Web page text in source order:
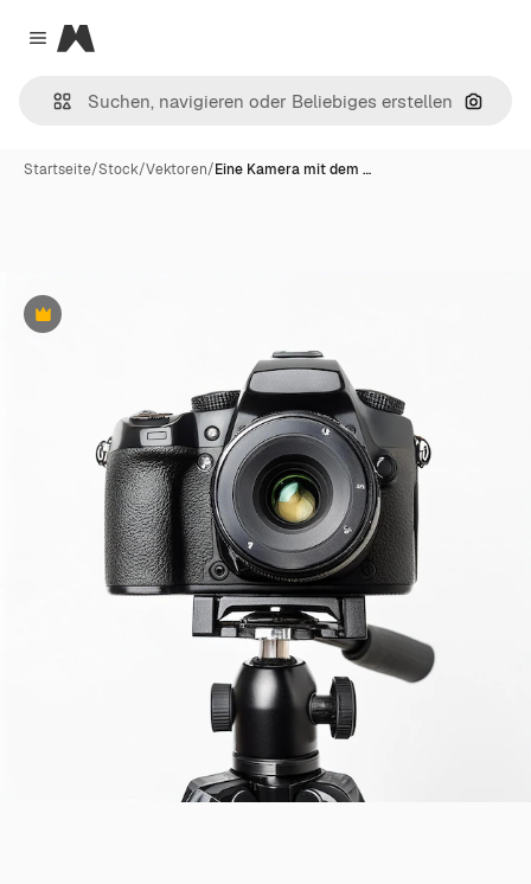
Close menu
Magnific
Nach
Startseite/Stock/Vektoren/Eine Kamera mit dem …
Premium